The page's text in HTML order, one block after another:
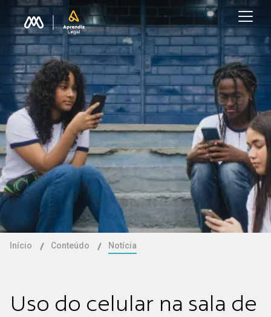
Início Conteúdo Notícia
Uso do celular na sala de